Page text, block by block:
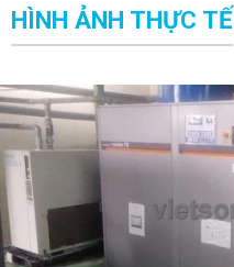
HÌNH ẢNH THỰC TẾ